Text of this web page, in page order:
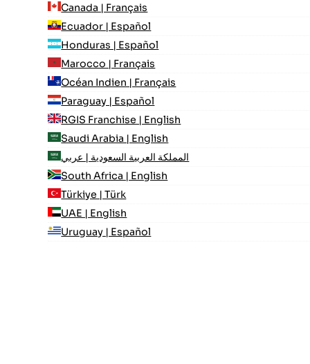
Canada | Français
Ecuador | Español
Honduras | Español
Marocco | Français
Océan Indien | Français
Paraguay | Español
RGIS Franchise | English
Saudi Arabia | English
المملكة العربية السعودية | عربي
South Africa | English
Türkiye | Türk
UAE | English
Uruguay | Español